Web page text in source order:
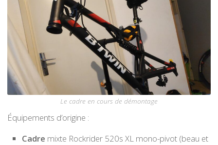
Le cadre en cours de démontage
Équipements d’origine :
Cadre mixte Rockrider 520s XL mono-pivot (beau et